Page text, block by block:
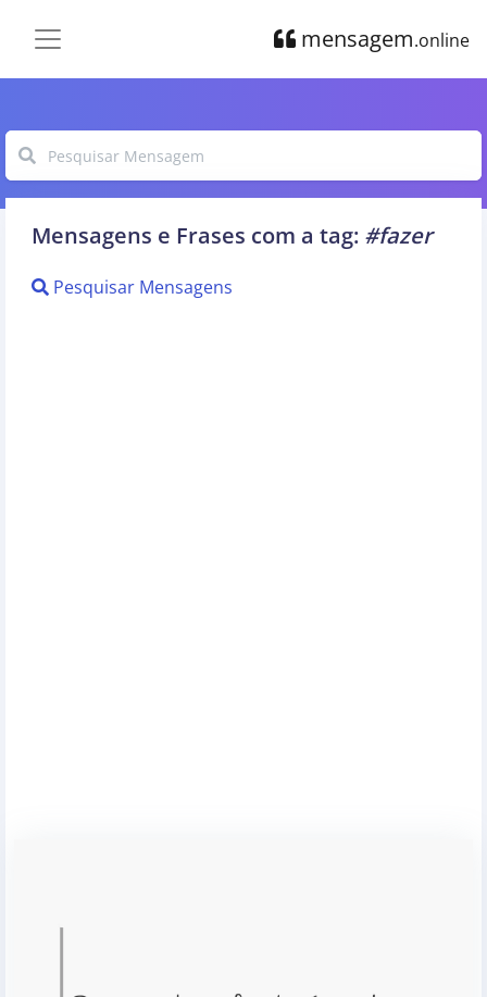
mensagem.online
Mensagens e Frases com a tag: #fazer
Pesquisar Mensagens